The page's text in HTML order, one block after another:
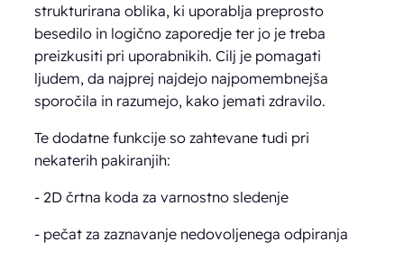
strukturirana oblika, ki uporablja preprosto
besedilo in logično zaporedje ter jo je treba
preizkusiti pri uporabnikih. Cilj je pomagati
ljudem, da najprej najdejo najpomembnejša
sporočila in razumejo, kako jemati zdravilo.
Te dodatne funkcije so zahtevane tudi pri
nekaterih pakiranjih:
- 2D črtna koda za varnostno sledenje
- pečat za zaznavanje nedovoljenega odpiranja